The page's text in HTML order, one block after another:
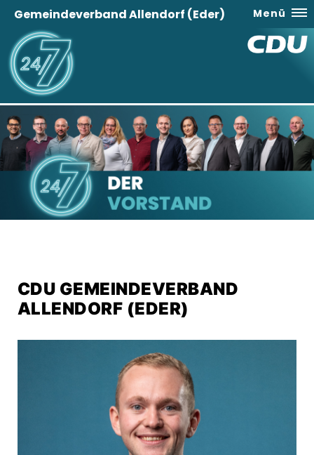
Gemeindeverband Allendorf (Eder) Menü
CDU GEMEINDEVERBAND
ALLENDORF (EDER)